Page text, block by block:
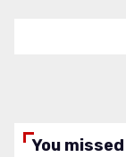
You missed